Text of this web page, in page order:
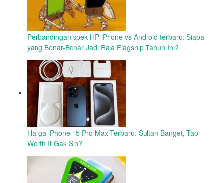
Perbandingan spek HP iPhone vs Android terbaru: Siapa
yang Benar-Benar Jadi Raja Flagship Tahun Ini?
Harga iPhone 15 Pro Max Terbaru: Sultan Banget, Tapi
Worth It Gak Sih?